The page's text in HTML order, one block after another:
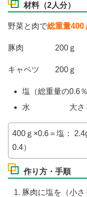
材料（2人分）
野菜と肉で総重量400
豚肉 200ｇ
キャベツ 200ｇ
塩（総重量の0.6
水 大さ
400ｇ×0.6＝塩：
0.4）
作り方・手順
豚肉に塩を（小さ